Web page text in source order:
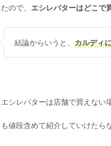
ので、 エシレバターはどこで
結論からいうと、 カルディ
シレバターは店舗で買えな
値段含めて紹介していけたら